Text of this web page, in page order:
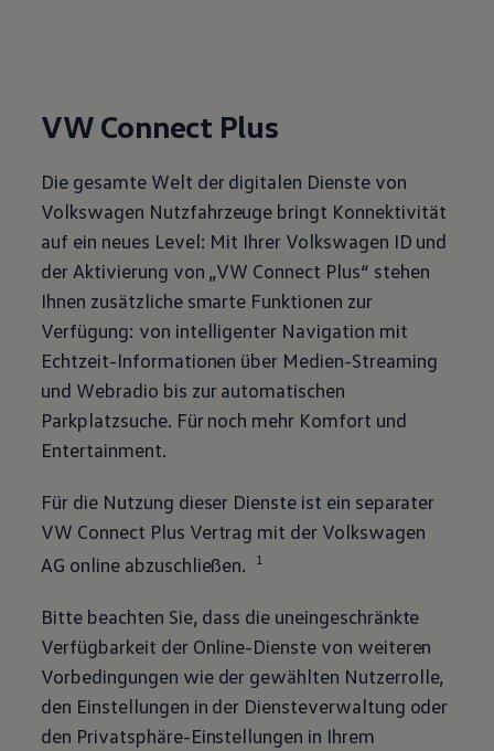
VW Connect Plus
Die gesamte Welt der digitalen Dienste von
Volkswagen Nutzfahrzeuge bringt Konnektivität
auf ein neues Level: Mit Ihrer Volkswagen ID und
der Aktivierung von „VW Connect Plus“ stehen
Ihnen zusätzliche smarte Funktionen zur
Verfügung: von intelligenter Navigation mit
Echtzeit-Informationen über Medien-Streaming
und Webradio bis zur automatischen
Parkplatzsuche. Für noch mehr Komfort und
Entertainment.
Für die Nutzung dieser Dienste ist ein separater
VW Connect Plus Vertrag mit der Volkswagen
AG online abzuschließen.
1
Bitte beachten Sie, dass die uneingeschränkte
Verfügbarkeit der Online-Dienste von weiteren
Vorbedingungen wie der gewählten Nutzerrolle,
den Einstellungen in der Diensteverwaltung oder
den Privatsphäre-Einstellungen in Ihrem